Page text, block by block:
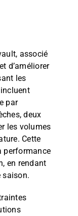
associé
d’améliorer
les
par
deux
les volumes
Cette
performance
en rendant
saison.